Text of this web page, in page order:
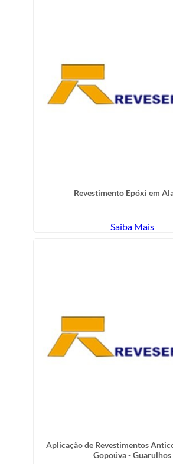
Revestimento Epóxi em
Saiba Mais
Aplicação de Revestimentos
Gopoúva - Guarulhos